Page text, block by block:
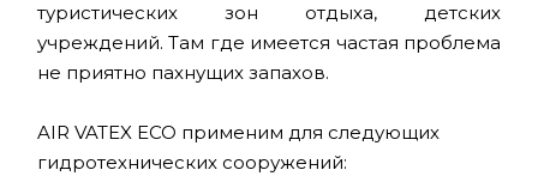
туристических зон отдыха, детских
учреждений. Там где имеется частая проблема
не приятно пахнущих запахов.
AIR VATEX ECO применим для следующих
гидротехнических сооружений: